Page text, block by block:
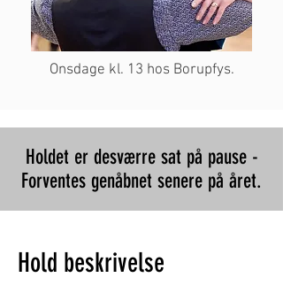
Onsdage kl. 13 hos Borupfys.
Holdet er desværre sat på pause -
Forventes genåbnet senere på året.
Hold beskrivelse